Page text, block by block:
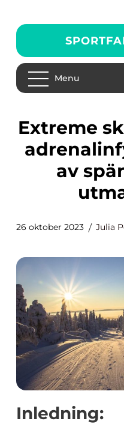
Menu
Extreme skidåkning – en
av
26 oktober 2023 Julia
Inledning: